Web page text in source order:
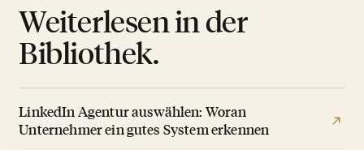
Weiterlesen in der
Bibliothek.
LinkedIn Agentur auswählen: Woran
Unternehmer ein gutes System erkennen